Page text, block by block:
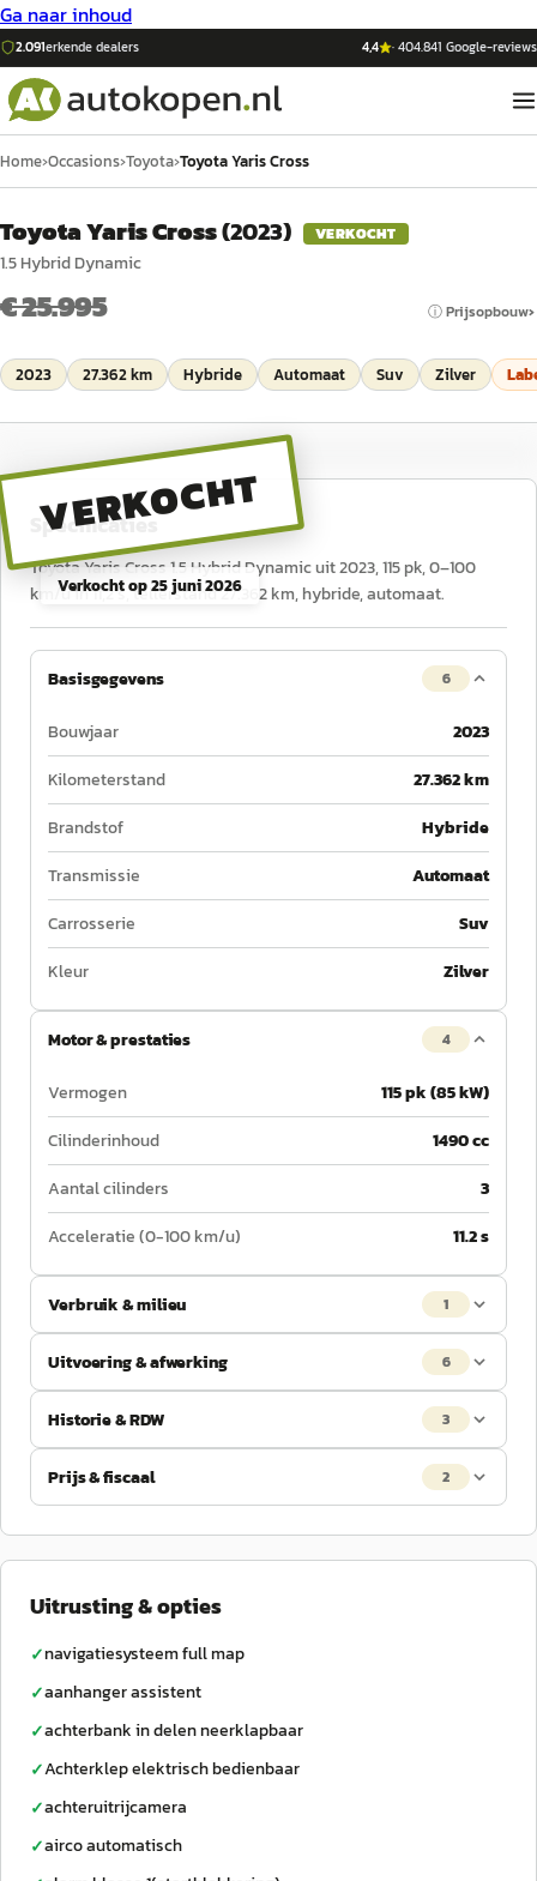
Ga naar inhoud
2.091erkende dealers 4,4 ·404.841 Google-reviews
Home›Occasions›Toyota›Toyota Yaris Cross
Toyota Yaris Cross(2023) VERKOCHT
1.5 Hybrid Dynamic
€ 25.995 ⓘ Prijsopbouw
2023 27.362 km Hybride Automaat Suv Zilver
VERKOCHT
Verkocht op25 juni 2026
Specificaties
Toyota Yaris Cross 1.5 Hybrid Dynamic uit 2023, 115 pk, 0–100
km/u in 11,2 s, tellerstand 27.362 km, hybride, automaat.
Basisgegevens 6
Bouwjaar
2023
Kilometerstand
27.362 km
Brandstof
Hybride
Transmissie
Automaat
Carrosserie
Suv
Kleur
Zilver
Motor & prestaties 4
Vermogen
115 pk (85 kW)
Cilinderinhoud
1490 cc
Aantal cilinders
3
Acceleratie (0-100 km/u)
11.2 s
Verbruik & milieu 1
Uitvoering & afwerking 6
Historie & RDW 3
Prijs & fiscaal 2
Uitrusting & opties
✓navigatiesysteem full map
✓aanhanger assistent
✓achterbank in delen neerklapbaar
✓Achterklep elektrisch bedienbaar
✓achteruitrijcamera
✓airco automatisch